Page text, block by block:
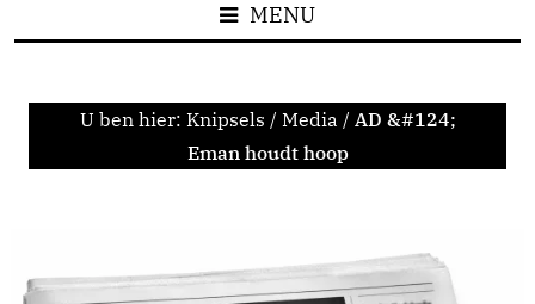
MENU
U ben hier: Knipsels / Media / AD &#124;
Eman houdt hoop